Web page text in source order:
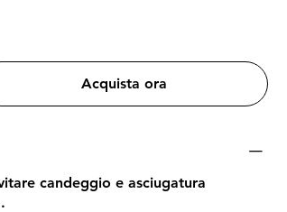
Acquista ora
candeggio e asciugatura